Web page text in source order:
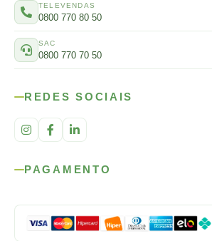
TELEVENDAS
0800 770 80 50
SAC
0800 770 70 50
REDES SOCIAIS
PAGAMENTO